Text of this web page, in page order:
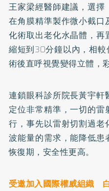
王家梁經醫師建議，選擇
在角膜精準製作微小截
化術取出老化水晶體，
縮短到30分鐘以內，相
術後直呼視覺變得立體，
連鎖眼科診所院長黃宇
定位非常精準，一切的
行，事先以雷射切割過
波能量的需求，能降低
恢復期，安全性更高。
受邀加入國際權威組織